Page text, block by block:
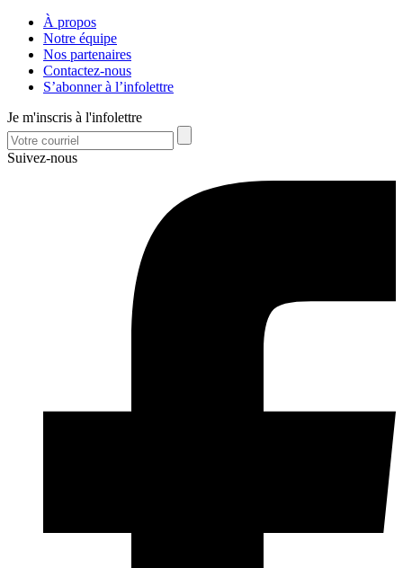
À propos
Notre équipe
Nos partenaires
Contactez-nous
S’abonner à l’infolettre
Je m'inscris à l'infolettre
Suivez-nous